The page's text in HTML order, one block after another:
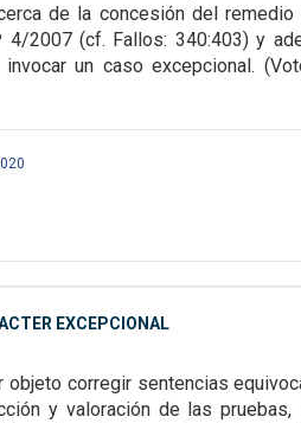
de la concesión del
4/2007 (cf. Fallos: 340:403) y
un caso excepcional.
EXCEPCIONAL
objeto corregir sentencias
y valoración de las